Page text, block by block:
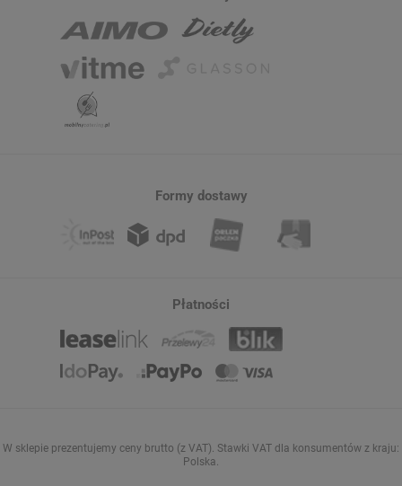
Formy dostawy
Płatności
W sklepie prezentujemy ceny brutto (z VAT). Stawki VAT dla konsumentów z kraju:
Polska.